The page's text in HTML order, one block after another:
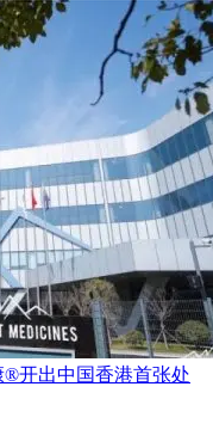
开出中国香港首张处